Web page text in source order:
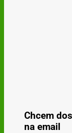
Chcem
na email